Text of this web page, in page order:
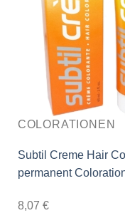
COLORATIONEN
Subtil Creme Hair
permanent
8,07 €